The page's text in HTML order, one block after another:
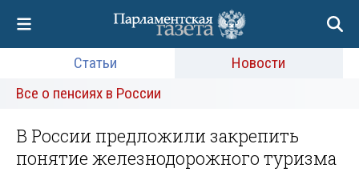
Статьи
Новости
Все о пенсиях в России
В России предложили закрепить
понятие железнодорожного туризма